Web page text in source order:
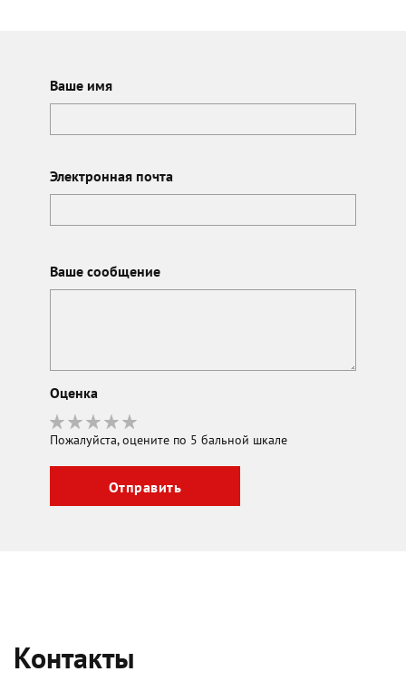
Ваше имя
Электронная почта
Ваше сообщение
Оценка
Пожалуйста, оцените по 5 бальной шкале
Контакты